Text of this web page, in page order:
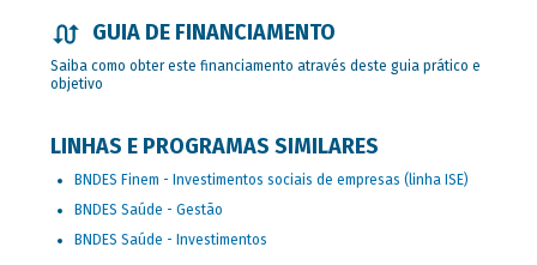
GUIA DE FINANCIAMENTO
Saiba como obter este financiamento através deste guia prático e
objetivo
LINHAS E PROGRAMAS SIMILARES
BNDES Finem - Investimentos sociais de empresas (linha ISE)
BNDES Saúde - Gestão
BNDES Saúde - Investimentos